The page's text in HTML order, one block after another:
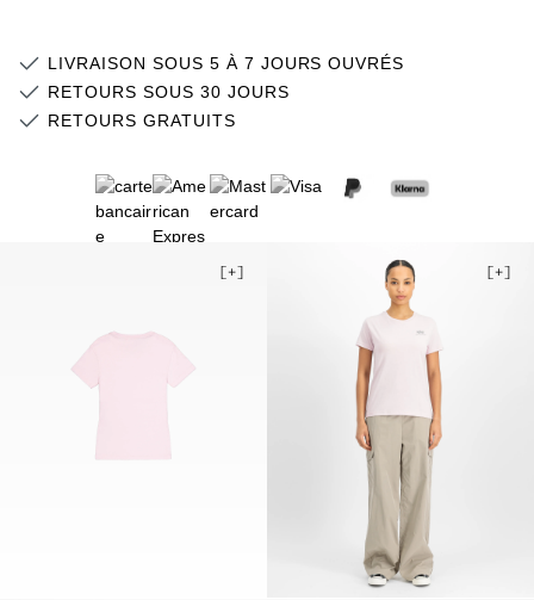
L
LIVRAISON SOUS 5 À 7 JOURS OUVRÉS
RETOURS SOUS 30 JOURS
RETOURS GRATUITS